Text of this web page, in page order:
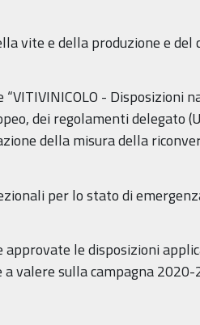
vite e della produzione e del
- Disposizioni
dei regolamenti delegato
della misura della
per lo stato di
le disposizioni
valere sulla campagna